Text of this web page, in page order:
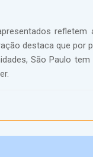
destaca que
São Paulo